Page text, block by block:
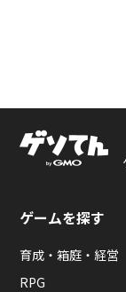
ゲームを探す
育成・箱庭・経営
RPG